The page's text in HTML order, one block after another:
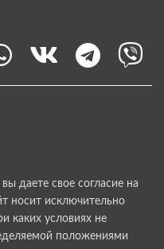
даете свое согласие на
носит исключительно
каких условиях не
положениями